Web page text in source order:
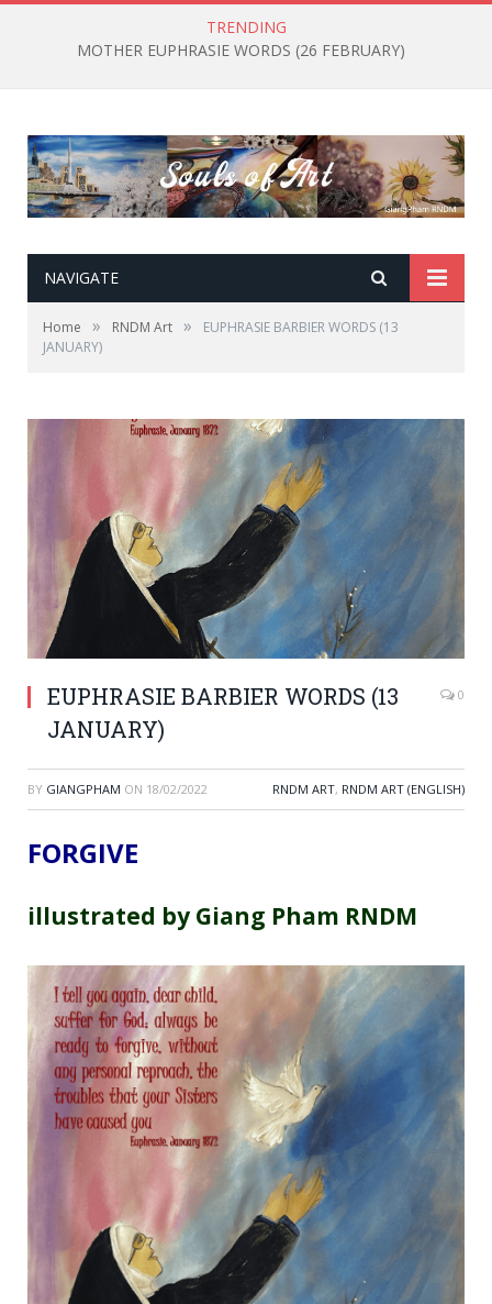
TRENDING
MOTHER EUPHRASIE WORDS (26 FEBRUARY)
NAVIGATE
Home » RNDM Art »
EUPHRASIE BARBIER WORDS (13
JANUARY)
EUPHRASIE BARBIER WORDS (13
JANUARY)
0
BY GIANGPHAM ON 18/02/2022 RNDM ART, RNDM ART (ENGLISH)
FORGIVE
illustrated by Giang Pham RNDM